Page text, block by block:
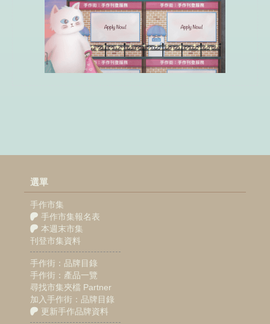
選單
手作市集
手作市集報名表
本週末市集
刊登市集資料
手作街：品牌目錄
手作街：產品一覽
尋找市集夾檔 Partner
加入手作街：品牌目錄
更新手作品牌資料